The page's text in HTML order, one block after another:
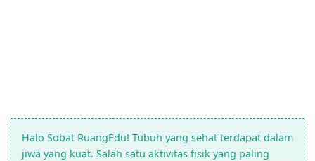
Halo Sobat RuangEdu! Tubuh yang sehat terdapat dalam
jiwa yang kuat. Salah satu aktivitas fisik yang paling